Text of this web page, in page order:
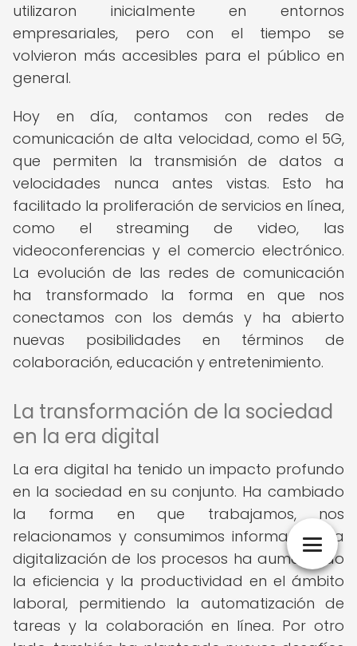
utilizaron inicialmente en entornos
empresariales, pero con el tiempo se
volvieron más accesibles para el público en
general.
Hoy en día, contamos con redes de
comunicación de alta velocidad, como el 5G,
que permiten la transmisión de datos a
velocidades nunca antes vistas. Esto ha
facilitado la proliferación de servicios en línea,
como el streaming de video, las
videoconferencias y el comercio electrónico.
La evolución de las redes de comunicación
ha transformado la forma en que nos
conectamos con los demás y ha abierto
nuevas posibilidades en términos de
colaboración, educación y entretenimiento.
La transformación de la sociedad
en la era digital
La era digital ha tenido un impacto profundo
en la sociedad en su conjunto. Ha cambiado
la forma en que trabajamos, nos
relacionamos y consumimos información. La
digitalización de los procesos ha aumentado
la eficiencia y la productividad en el ámbito
laboral, permitiendo la automatización de
tareas y la colaboración en línea. Por otro